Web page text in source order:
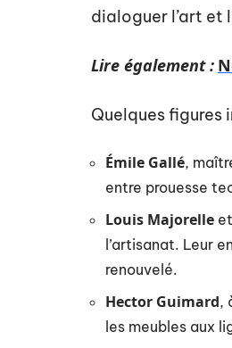
dialoguer l’art et
Lire également :
Quelques
Émile Gallé,
entre prouesse
Louis Majorelle et
l’artisanat. Leur
renouvelé.
Hector Guimard,
les meubles aux